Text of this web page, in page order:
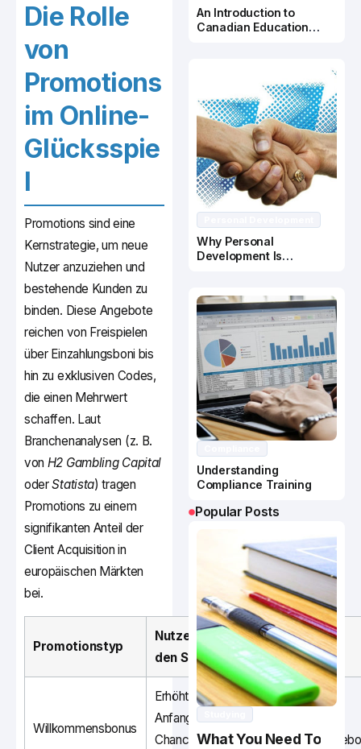
Die Rolle
von
Promotions
im Online-
Glücksspie
l
Promotions sind eine
Kernstrategie, um neue
Nutzer anzuziehen und
bestehende Kunden zu
binden. Diese Angebote
reichen von Freispielen
über Einzahlungsboni bis
hin zu exklusiven Codes,
die einen Mehrwert
schaffen. Laut
Branchenanalysen (z. B.
von H2 Gambling Capital
oderStatista) tragen
Promotions zu einem
signifikanten Anteil der
Client Acquisition in
europäischen Märkten
bei.
Promotionstyp
Nutzen für
den Spieler
Beispiel
Willkommensbonus
Erhöhte
Anfangs-
Chancen,
An Introduction to
Canadian Education
Why Personal
Development Is
Understanding
Compliance Training
Popular Posts
What You Need To